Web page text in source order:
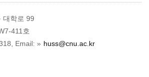
대학로 99
411호
Email:
huss@cnu.ac.kr